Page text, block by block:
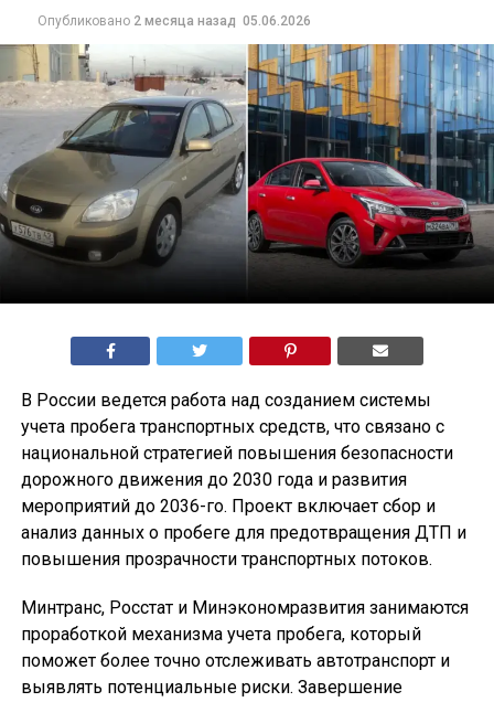
Опубликовано 2 месяца назад 05.06.2026
В России ведется работа над созданием системы
учета пробега транспортных средств, что связано с
национальной стратегией повышения безопасности
дорожного движения до 2030 года и развития
мероприятий до 2036-го. Проект включает сбор и
анализ данных о пробеге для предотвращения ДТП и
повышения прозрачности транспортных потоков.
Минтранс, Росстат и Минэкономразвития занимаются
проработкой механизма учета пробега, который
поможет более точно отслеживать автотранспорт и
выявлять потенциальные риски. Завершение